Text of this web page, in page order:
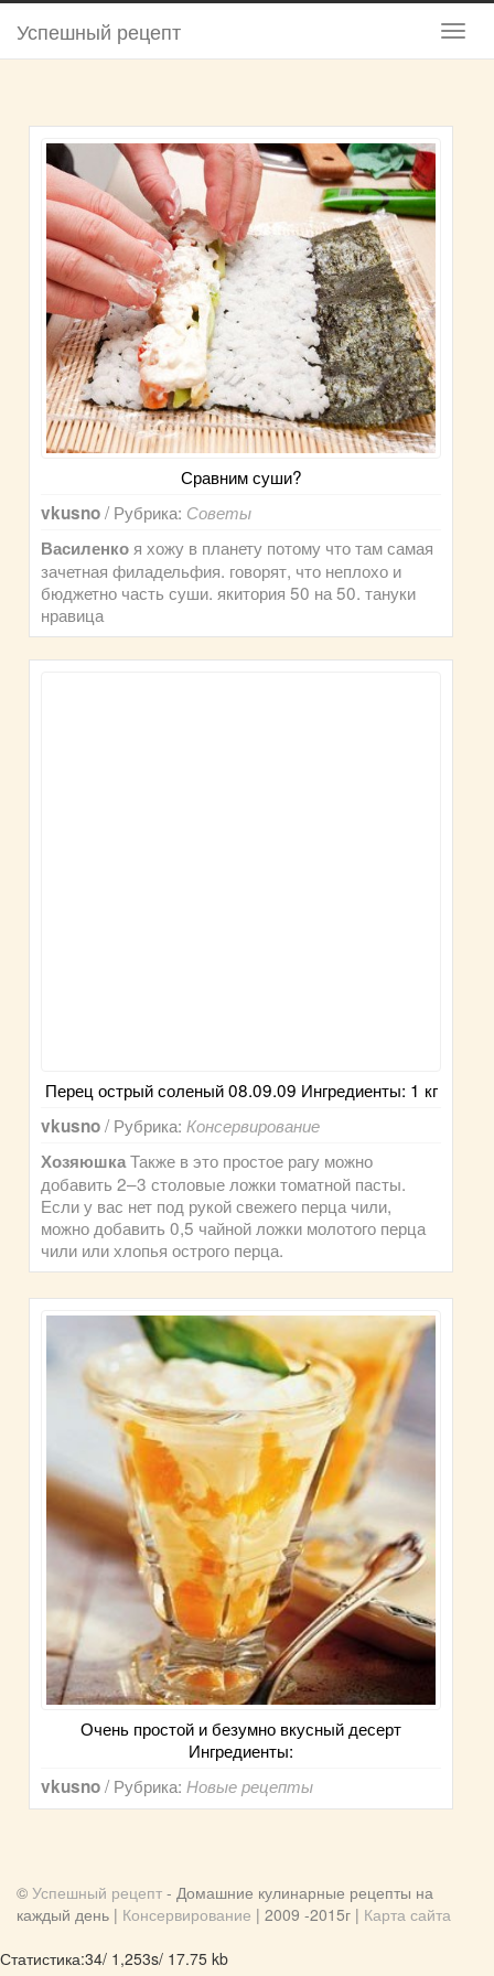
Успешный рецепт
Сравним суши?
vkusno/ Рубрика: Советы
Василенко я хожу в планету потому что там самая
зачетная филадельфия. говорят, что неплохо и
бюджетно часть суши. якитория 50 на 50. тануки
нравица
Перец острый соленый 08.09.09 Ингредиенты: 1 кг
vkusno/ Рубрика:Консервирование
ХозяюшкаТакже в это простое рагу можно
добавить 2–3 столовые ложки томатной пасты.
Если у вас нет под рукой свежего перца чили,
можно добавить 0,5 чайной ложки молотого перца
чили или хлопья острого перца.
Очень простой и безумно вкусный десерт
Ингредиенты:
vkusno/ Рубрика:Новые рецепты
© Успешный рецепт - Домашние кулинарные рецепты на
каждый день | Консервирование | 2009 -2015г | Карта сайта
Статистика:34/ 1,253s/ 17.75 kb